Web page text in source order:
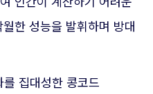
한 성능을 발휘하며 방대
집대성한 콩코드